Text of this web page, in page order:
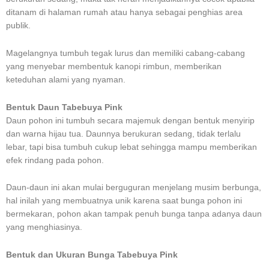
ditanam di halaman rumah atau hanya sebagai penghias area
publik.
Magelangnya tumbuh tegak lurus dan memiliki cabang-cabang
yang menyebar membentuk kanopi rimbun, memberikan
keteduhan alami yang nyaman.
Bentuk Daun Tabebuya Pink
Daun pohon ini tumbuh secara majemuk dengan bentuk menyirip
dan warna hijau tua. Daunnya berukuran sedang, tidak terlalu
lebar, tapi bisa tumbuh cukup lebat sehingga mampu memberikan
efek rindang pada pohon.
Daun-daun ini akan mulai berguguran menjelang musim berbunga,
hal inilah yang membuatnya unik karena saat bunga pohon ini
bermekaran, pohon akan tampak penuh bunga tanpa adanya daun
yang menghiasinya.
Bentuk dan Ukuran Bunga Tabebuya Pink